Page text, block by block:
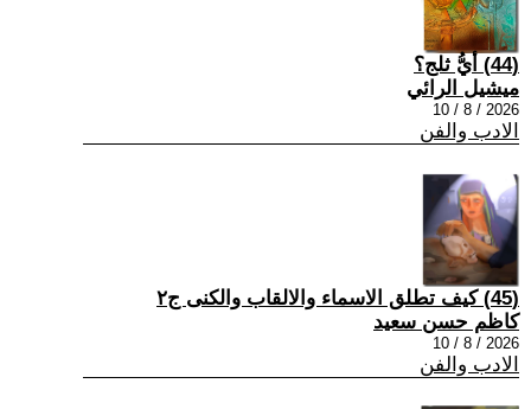
(44) أيُّ ثلج؟
ميشيل الرائي
2026 / 8 / 10
الادب والفن
(45) كيف تطلق الاسماء والالقاب والكنى ج٢
كاظم حسن سعيد
2026 / 8 / 10
الادب والفن